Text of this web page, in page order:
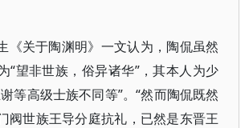
《关于陶渊明》一文认为，陶侃虽然
“望非世族，俗异诸华”，其本人为少
等高级士族不同等”。“然而陶侃既然
阀世族王导分庭抗礼，已然是东晋王